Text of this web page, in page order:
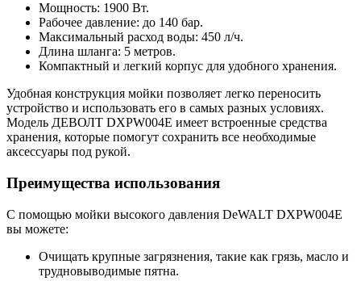
Мощность: 1900 Вт.
Рабочее давление: до 140 бар.
Максимальный расход воды: 450 л/ч.
Длина шланга: 5 метров.
Компактный и легкий корпус для удобного хранения.
Удобная конструкция мойки позволяет легко переносить
устройство и использовать его в самых разных условиях.
Модель ДЕВОЛТ DXPW004E имеет встроенные средства
хранения, которые помогут сохранить все необходимые
аксессуары под рукой.
Преимущества использования
С помощью мойки высокого давления DeWALT DXPW004E
вы можете:
Очищать крупные загрязнения, такие как грязь, масло и
трудновыводимые пятна.